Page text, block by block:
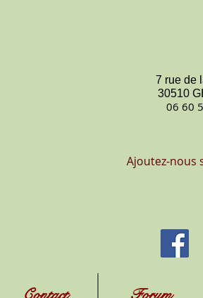
7 rue de
30510
06 60
Ajoutez-nous